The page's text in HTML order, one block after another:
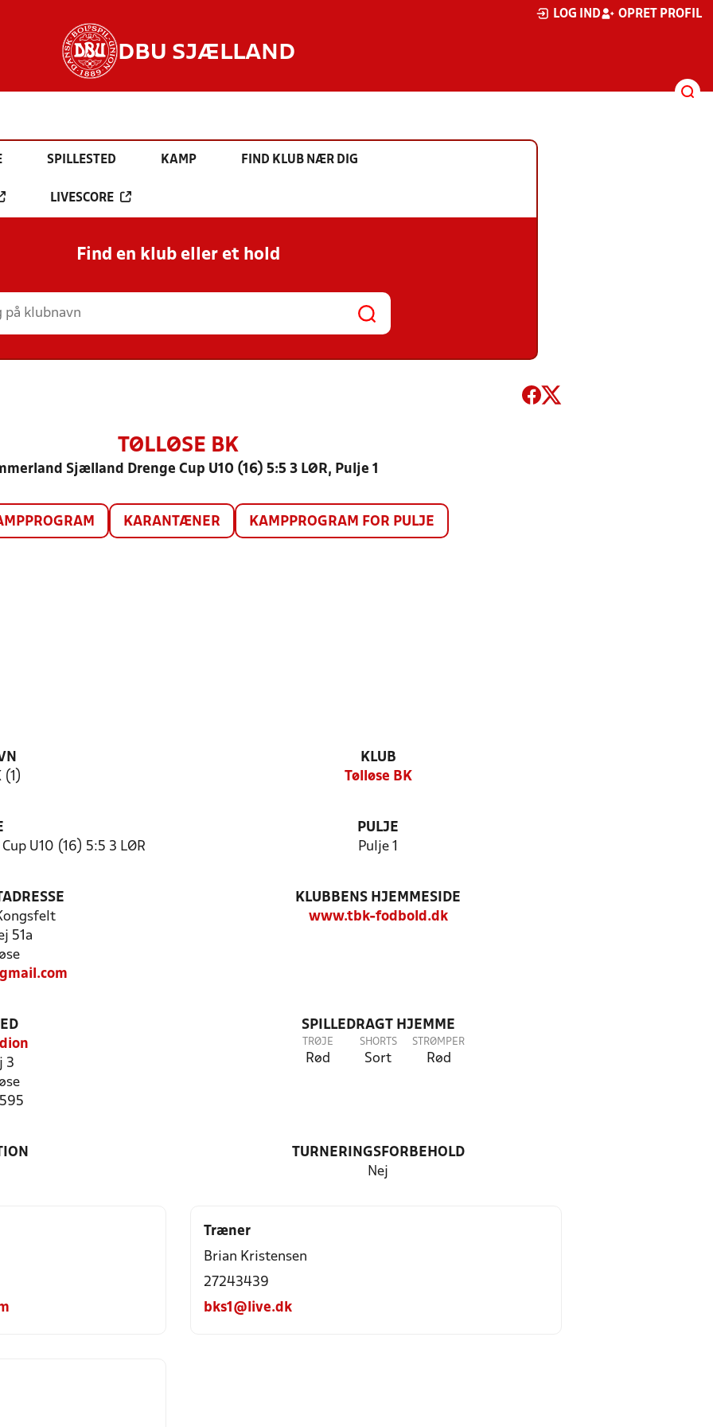
LOG IND OPRET PROFIL
DBU SJÆLLAND
SPILLESTED KAMP FIND KLUB NÆR DIG
LIVESCORE
Find en klub eller et hold
TØLLØSE BK
Sjælland Drenge Cup U10 (16) 5:5 3 LØR, Pulje 1
KARANTÆNER KAMPPROGRAM FOR PULJE
(1)
KLUB
Tølløse BK
U10 (16) 5:5 3 LØR
PULJE
Pulje 1
51a
KLUBBENS HJEMMESIDE
www.tbk-fodbold.dk
3
SPILLEDRAGT HJEMME
TRØJE
Rød
SHORTS
Sort
STRØMPER
Rød
TURNERINGSFORBEHOLD
Nej
Træner
Brian Kristensen
27243439
bks1@live.dk